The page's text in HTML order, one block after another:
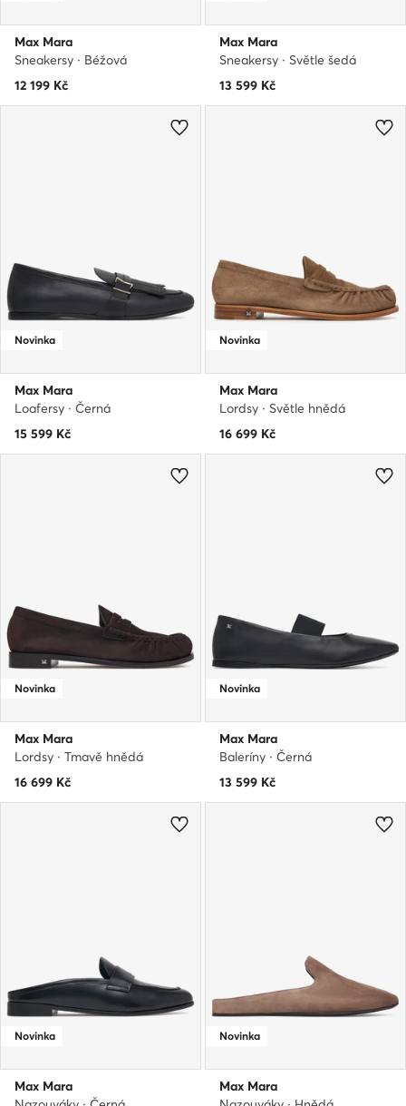
Max Mara
Sneakersy · Béžová
12 199 Kč
Max Mara
Sneakersy · Světle šedá
13 599 Kč
Novinka
Max Mara
Loafersy · Černá
15 599 Kč
Novinka
Max Mara
Lordsy · Světle hnědá
16 699 Kč
Novinka
Max Mara
Lordsy · Tmavě hnědá
16 699 Kč
Novinka
Max Mara
Baleríny · Černá
13 599 Kč
Novinka
Max Mara
Novinka
Max Mara